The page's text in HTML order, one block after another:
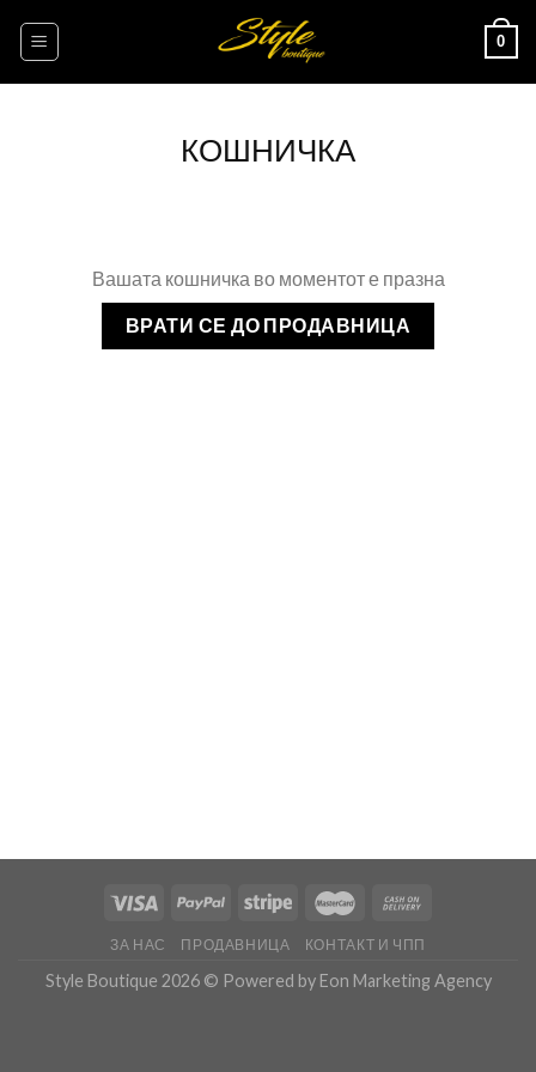
0
КОШНИЧКА
Вашата кошничка во моментот е празна
ВРАТИ СЕ ДО ПРОДАВНИЦА
ЗА НАС ПРОДАВНИЦА КОНТАКТ И ЧПП
Style Boutique 2026 © Powered by Eon Marketing Agency